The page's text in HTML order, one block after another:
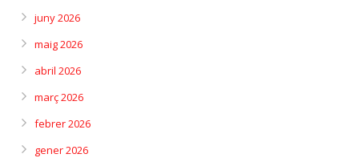
juny 2026
maig 2026
abril 2026
març 2026
febrer 2026
gener 2026